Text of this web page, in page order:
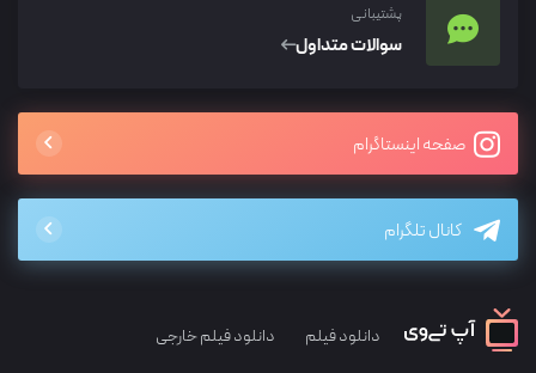
پشتیبانی
سوالات متداول
صفحه اینستاگرام
کانال تلگرام
دانلود فیلم دانلود فیلم خارجی